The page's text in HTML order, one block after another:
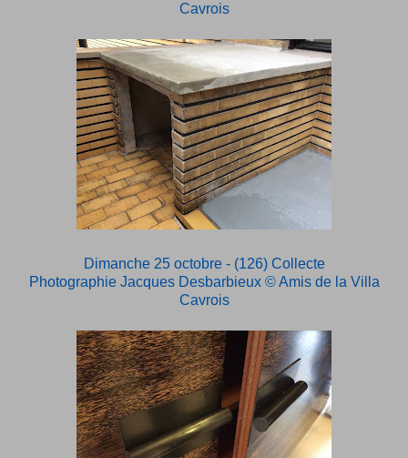
Cavrois
Dimanche 25 octobre - (126) Collecte
Photographie Jacques Desbarbieux© Amis de la Villa
Cavrois